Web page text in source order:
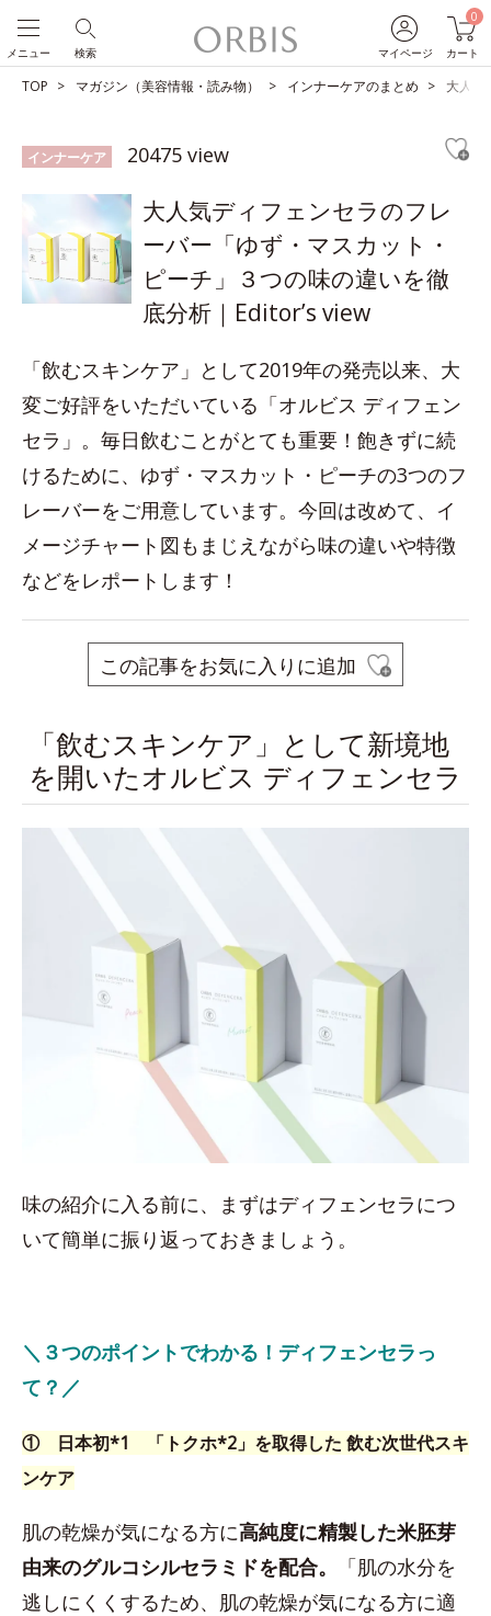
マイページ
0
カート
検索
メニュー
TOP マガジン（美容情報・読み物） インナーケアのまとめ 大人気
インナーケア 20475 view
大人気ディフェンセラのフレ
ーバー「ゆず・マスカット・
ピーチ」３つの味の違いを徹
底分析｜Editor’s view
「飲むスキンケア」として2019年の発売以来、大
変ご好評をいただいている「オルビス ディフェン
セラ」。毎日飲むことがとても重要！飽きずに続
けるために、ゆず・マスカット・ピーチの3つのフ
レーバーをご用意しています。今回は改めて、イ
メージチャート図もまじえながら味の違いや特徴
などをレポートします！
この記事をお気に入りに追加
「飲むスキンケア」として新境地
を開いたオルビス ディフェンセラ
味の紹介に入る前に、まずはディフェンセラにつ
いて簡単に振り返っておきましょう。
＼３つのポイントでわかる！ディフェンセラっ
て？／
① 日本初*1 「トクホ*2」を取得した 飲む次世代スキ
ンケア
肌の乾燥が気になる方に高純度に精製した米胚芽
由来のグルコシルセラミドを配合。
「肌の水分を
逃しにくくするため、肌の乾燥が気になる方に適